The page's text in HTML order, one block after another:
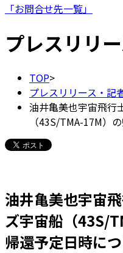
「お問合せ先一覧」
プレスリリ
TOP>
プレスリリース・記
油井亀美也宇宙飛行
（43S/TMA-17M）
油井亀美也宇宙
ズ宇宙船（43S/
帰還予定日時に